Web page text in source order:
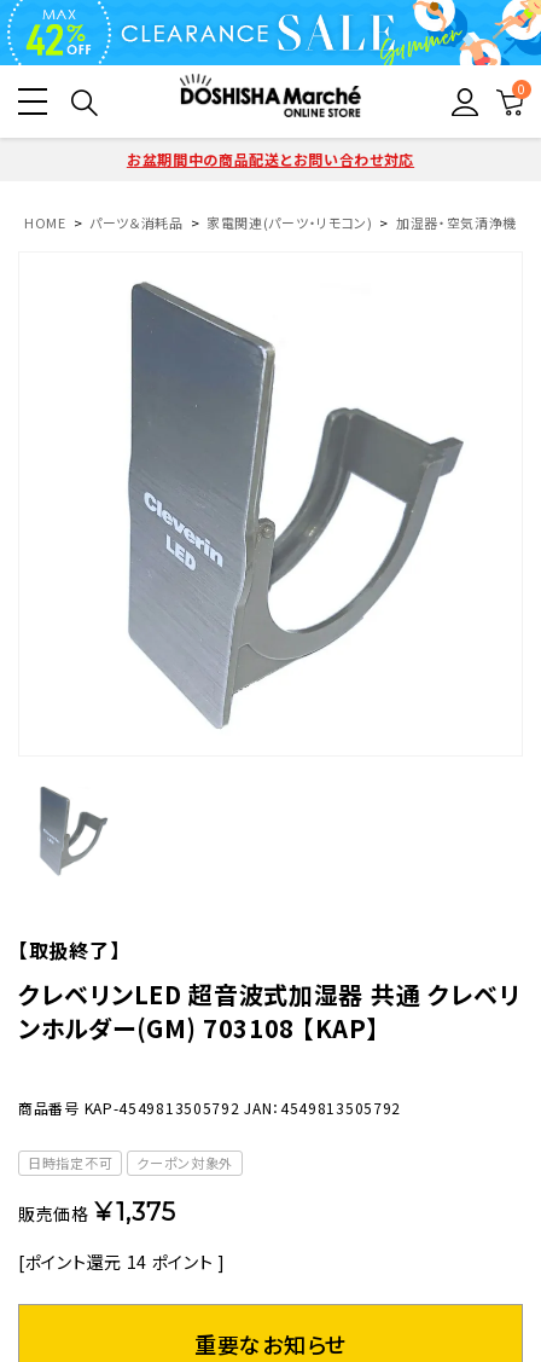
0
お盆期間中の商品配送とお問い合わせ対応
HOME パーツ＆消耗品 家電関連(パーツ・リモコン) 加湿器・空気清浄機(パ
【取扱終了】
クレベリンLED 超音波式加湿器 共通 クレベリ
ンホルダー(GM) 703108 【KAP】
商品番号 KAP-4549813505792 JAN：4549813505792
日時指定不可 クーポン対象外
販売価格 ¥1,375
[ポイント還元 14 ポイント ]
重要なお知らせ